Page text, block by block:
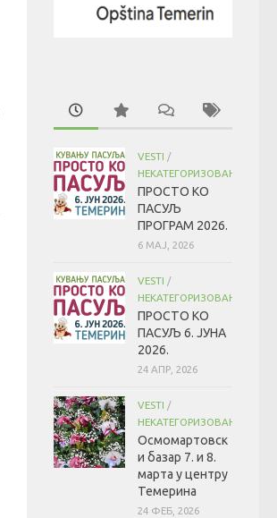
VESTI /
НЕКАТЕГОРИЗОВАНО
ПРОСТО КО
ПАСУЉ
ПРОГРАМ 2026.
6 МАЈ, 2026
VESTI /
НЕКАТЕГОРИЗОВАНО
ПРОСТО КО
ПАСУЉ 6. ЈУНА
2026.
24 АПР, 2026
VESTI /
НЕКАТЕГОРИЗОВАНО
Осмомартовск
и базар 7. и 8.
марта у центру
Темерина
24 ФЕБ, 2026